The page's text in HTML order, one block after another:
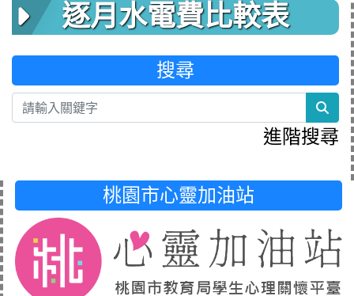
逐月水電費比較表
搜尋
進階搜尋
桃園市心靈加油站